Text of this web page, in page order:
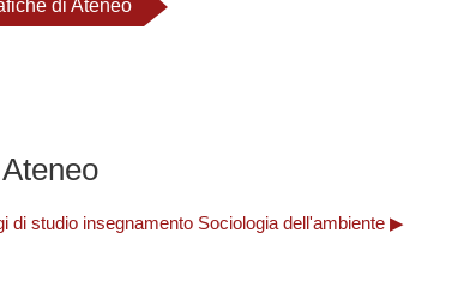
di Ateneo
di studio insegnamento Sociologia dell'ambiente ▶︎